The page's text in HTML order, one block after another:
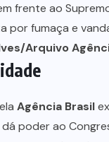
frente ao
por fumaça e
Arquivo
Agência Brasil
poder ao